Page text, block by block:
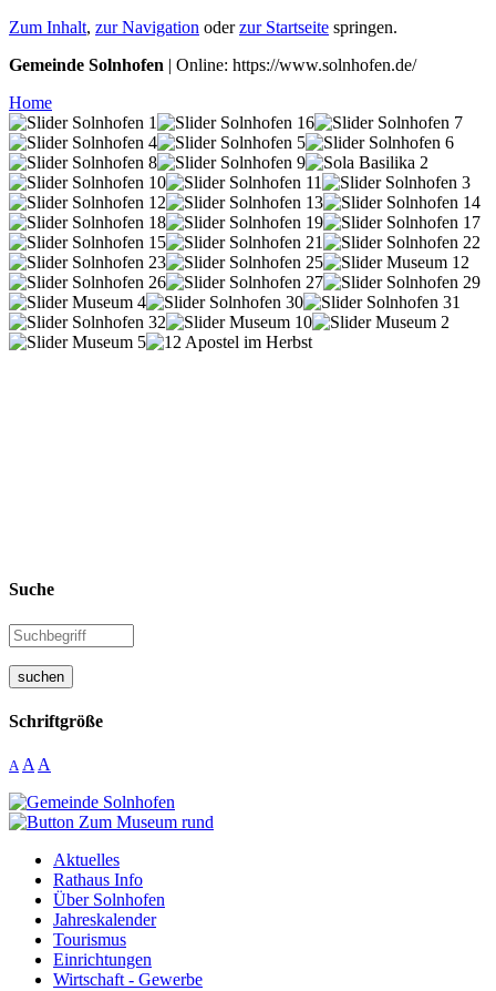
Zum Inhalt, zur Navigation oderzur Startseite springen.
Gemeinde Solnhofen | Online: https://www.solnhofen.de/
Home
Suche
suchen
Schriftgröße
A A A
Aktuelles
Rathaus Info
Über Solnhofen
Jahreskalender
Tourismus
Einrichtungen
Wirtschaft - Gewerbe